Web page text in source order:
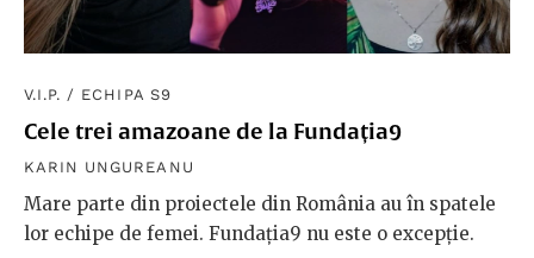
V.I.P. / ECHIPA S9
Cele trei amazoane de la Fundația9
KARIN UNGUREANU
Mare parte din proiectele din România au în spatele
lor echipe de femei. Fundația9 nu este o excepție.